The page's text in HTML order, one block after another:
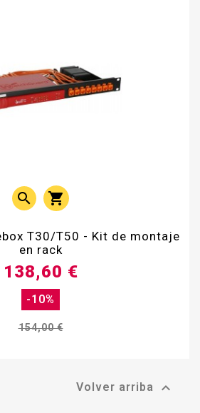
 
T30/T50 - Kit de montaje
en rack
154,00 €
-10%
138,60 €
Volver arriba 